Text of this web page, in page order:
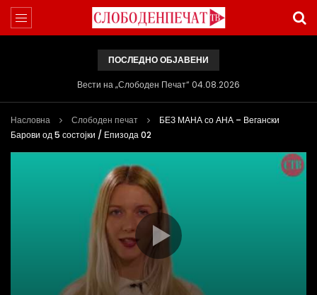
ПОСЛЕДНО ОБЈАВЕНИ
ВИДЕОИНТЕРВЈУ | Ѓоргева: Не се откажувајте од доењето
Насловна Слободен печат
БЕЗ МАНА со АНА – Вегански
Барови од 5 состојки / Епизода 02